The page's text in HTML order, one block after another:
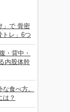
」で 骨密
トレ」6つ
・背中・
内股体幹
食べ方。
は？